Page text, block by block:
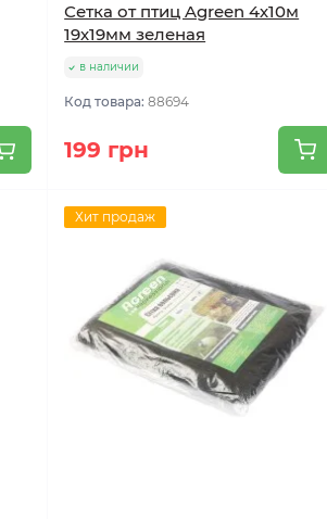
Сетка от птиц Agreen 4х10м
19х19мм зеленая
в наличии
Код товара:88694
199 грн
Хит продаж